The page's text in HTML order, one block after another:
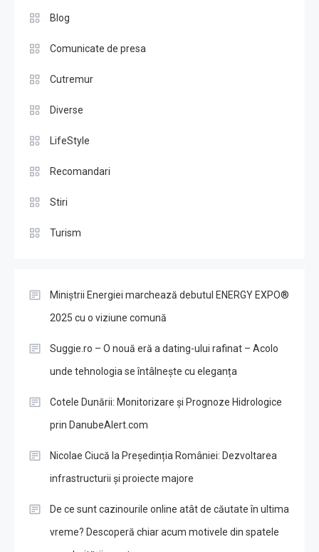
Blog
Comunicate de presa
Cutremur
Diverse
LifeStyle
Recomandari
Stiri
Turism
Miniștrii Energiei marchează debutul ENERGY EXPO®
2025 cu o viziune comună
Suggie.ro – O nouă eră a dating-ului rafinat – Acolo
unde tehnologia se întâlnește cu eleganța
Cotele Dunării: Monitorizare și Prognoze Hidrologice
prin DanubeAlert.com
Nicolae Ciucă la Președinția României: Dezvoltarea
infrastructurii și proiecte majore
De ce sunt cazinourile online atât de căutate în ultima
vreme? Descoperă chiar acum motivele din spatele